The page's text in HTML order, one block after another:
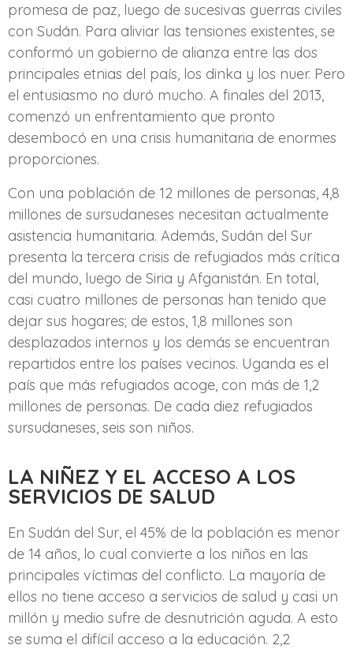
promesa de paz, luego de sucesivas guerras civiles
con Sudán. Para aliviar las tensiones existentes, se
conformó un gobierno de alianza entre las dos
principales etnias del país, los dinka y los nuer. Pero
el entusiasmo no duró mucho. A finales del 2013,
comenzó un enfrentamiento que pronto
desembocó en una crisis humanitaria de enormes
proporciones.
Con una población de 12 millones de personas, 4,8
millones de sursudaneses necesitan actualmente
asistencia humanitaria. Además, Sudán del Sur
presenta la tercera crisis de refugiados más crítica
del mundo, luego de Siria y Afganistán. En total,
casi cuatro millones de personas han tenido que
dejar sus hogares; de estos, 1,8 millones son
desplazados internos y los demás se encuentran
repartidos entre los países vecinos. Uganda es el
país que más refugiados acoge, con más de 1,2
millones de personas. De cada diez refugiados
sursudaneses, seis son niños.
LA NIÑEZ Y EL ACCESO A LOS
SERVICIOS DE SALUD
En Sudán del Sur, el 45% de la población es menor
de 14 años, lo cual convierte a los niños en las
principales víctimas del conflicto. La mayoría de
ellos no tiene acceso a servicios de salud y casi un
millón y medio sufre de desnutrición aguda. A esto
se suma el difícil acceso a la educación. 2,2